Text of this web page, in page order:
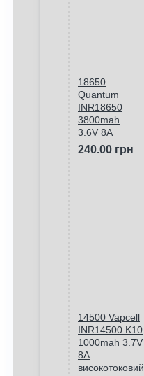
18650
Quantum
INR18650
3800mah
3.6V 8A
240.00 грн
14500 Vapcell
INR14500 K10
1000mah 3.7V
8A
високотоковий